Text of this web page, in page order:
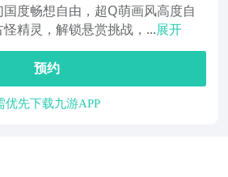
度畅想自由，超Q萌画风高度自
精灵，解锁悬赏挑战，...展开
预约
优先下载九游APP